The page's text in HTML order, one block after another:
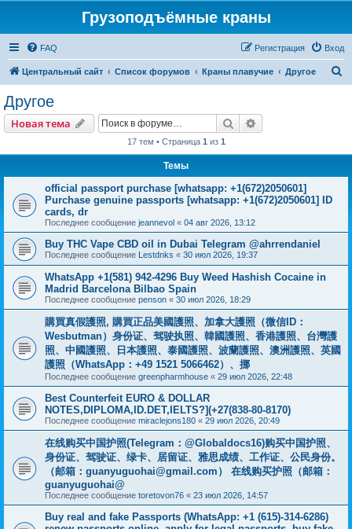
Грузоподъёмные краны
FAQ Вход
Регистрация
Центральный сайт Список форумов Краны плавучие Другое
Другое
Новая тема Поиск
17 тем • Страница 1 из 1
Темы
official passport purchase [whatsapp: +1(672)2050601]
Purchase genuine passports [whatsapp: +1(672)2050601] ID
cards, dr
Последнее сообщение jeannevol « 04 авг 2026, 13:12
Buy THC Vape CBD oil in Dubai Telegram @ahrrendaniel
Последнее сообщение Lestdnks « 30 июл 2026, 19:37
WhatsApp +1(581) 942-4296 Buy Weed Hashish Cocaine in
Madrid Barcelona Bilbao Spain
Последнее сообщение penson « 30 июл 2026, 18:29
購買真假護照, 購買正品美國護照、加拿大護照（微信ID：
Wesbutman）身份证、驾驶执照、韓國護照、香港護照、台灣護
照、中國護照、日本護照、泰國護照、波蘭護照、澳洲護照、英國
護照（WhatsApp：+49 1521 5066462）、挪
Последнее сообщение greenpharmhouse « 29 июл 2026, 22:48
Best Counterfeit EURO & DOLLAR
NOTES,DIPLOMA,ID.DET,IELTS?](+27(838-80-8170)
Последнее сообщение miraclejons180 « 29 июл 2026, 20:49
在线购买中国护照(Telegram：@Globaldocs16)购买中国护照、
身份证、驾驶证、绿卡、居留证、雅思成绩、工作证、公民身份。
（邮箱： guanyuguohai@gmail.com ） 在线购买护照（邮箱：
guanyuguohai@
Последнее сообщение toretovon76 « 23 июл 2026, 14:57
Buy real and fake Passports (WhatsApp: +1 (615)-314-6286)